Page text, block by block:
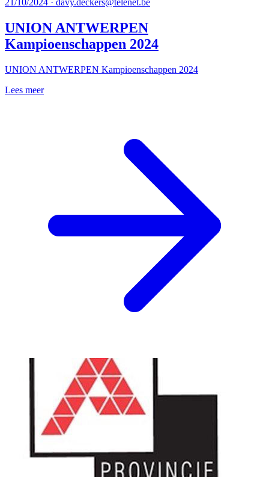
21/10/2024 · davy.deckers@telenet.be
UNION ANTWERPEN
Kampioenschappen 2024
UNION ANTWERPEN Kampioenschappen 2024
Lees meer